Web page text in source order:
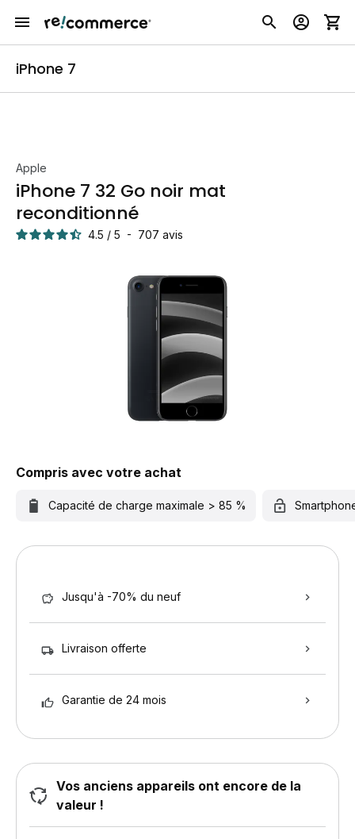
iPhone 7
Apple
iPhone 7 32 Go noir mat
reconditionné
4.5 / 5 - 707 avis
Compris avec votre achat
Capacité de charge maximale > 85 %
Jusqu'à -70% du neuf
Livraison offerte
Garantie de 24 mois
Vos anciens appareils ont encore de la
valeur !